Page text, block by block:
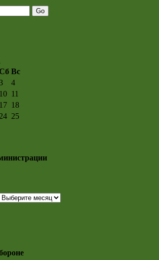
Сб Вс
3
4
10 11
17 18
24 25